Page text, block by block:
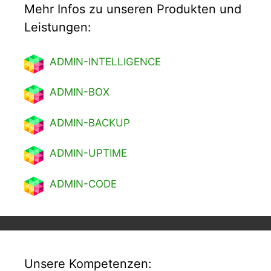
Mehr Infos zu unseren Produkten und
Leistungen:
ADMIN-INTELLIGENCE
ADMIN-BOX
ADMIN-BACKUP
ADMIN-UPTIME
ADMIN-CODE
Unsere Kompetenzen: